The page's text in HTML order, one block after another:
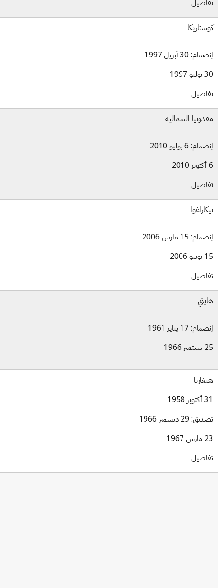
30 أبريل 1997
الشمالية
6 يوليو 2010
15 مارس 2006
17 يناير 1961
29 ديسمبر 1966